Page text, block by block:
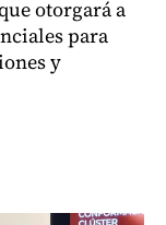
otorgará a
para
y